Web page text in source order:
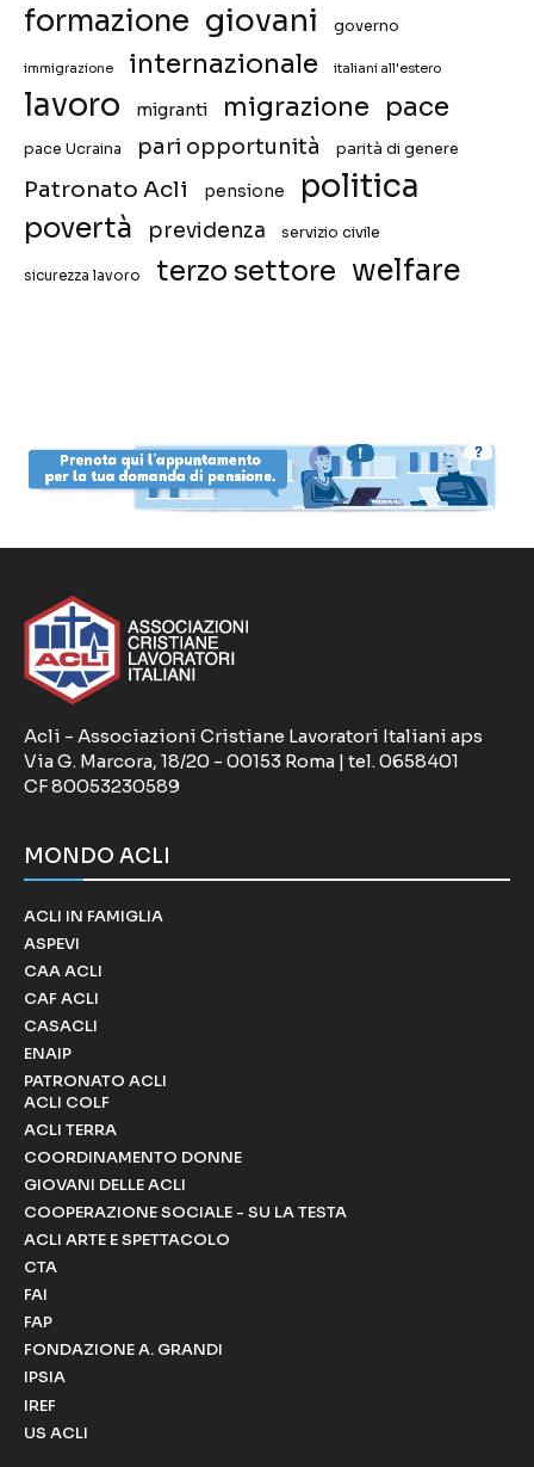
formazione giovani governo
immigrazione internazionale italiani all'estero
lavoro migranti migrazione pace
pace Ucraina pari opportunità parità di genere
Patronato Acli pensione politica
povertà previdenza servizio civile
sicurezza lavoro terzo settore welfare
Acli - Associazioni Cristiane Lavoratori Italiani aps
Via G. Marcora, 18/20 - 00153 Roma | tel. 0658401
CF 80053230589
MONDO ACLI
ACLI IN FAMIGLIA
ASPEVI
CAA ACLI
CAF ACLI
CASACLI
ENAIP
PATRONATO ACLI
ACLI COLF
ACLI TERRA
COORDINAMENTO DONNE
GIOVANI DELLE ACLI
COOPERAZIONE SOCIALE - SU LA TESTA
ACLI ARTE E SPETTACOLO
CTA
FAI
FAP
FONDAZIONE A. GRANDI
IPSIA
IREF
US ACLI